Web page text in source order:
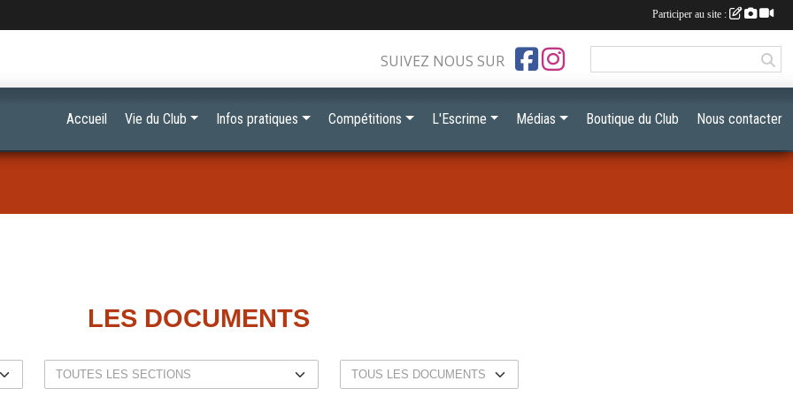
LES DOCUMENTS
SUIVEZ NOUS SUR
Accueil Vie du Club Infos pratiques Compétitions L'Escrime Médias Boutique du Club Nous contacter
Participer au site :